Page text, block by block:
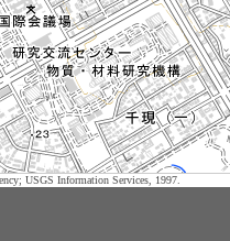
USGS Information Services, 1997.